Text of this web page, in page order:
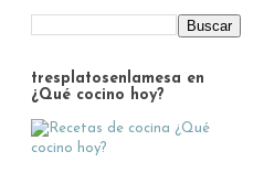
tresplatosenlamesa en
¿Qué cocino hoy?